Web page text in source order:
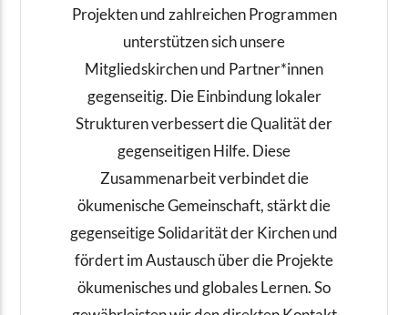
Projekten und zahlreichen Programmen
unterstützen sich unsere
Mitgliedskirchen und Partner*innen
gegenseitig. Die Einbindung lokaler
Strukturen verbessert die Qualität der
gegenseitigen Hilfe. Diese
Zusammenarbeit verbindet die
ökumenische Gemeinschaft, stärkt die
gegenseitige Solidarität der Kirchen und
fördert im Austausch über die Projekte
ökumenisches und globales Lernen. So